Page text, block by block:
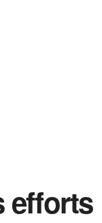
efforts